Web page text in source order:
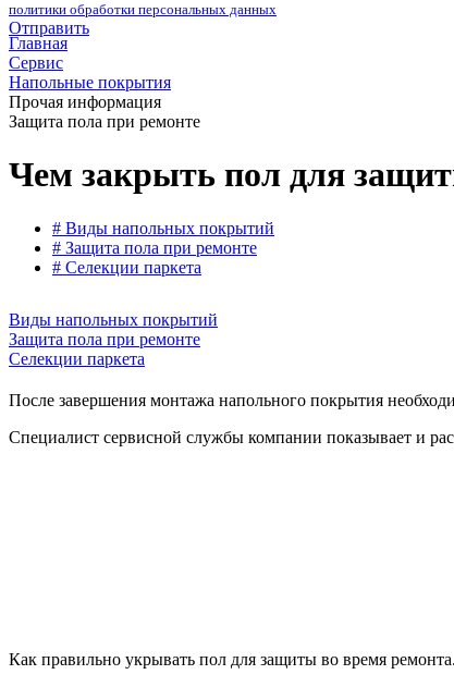
политики обработки персональных данных
Отправить
Главная
Сервис
Напольные покрытия
Прочая информация
Защита пола при ремонте
Чем закрыть пол для
# Виды напольных покрытий
# Защита пола при ремонте
# Селекции паркета
Виды напольных покрытий
Защита пола при ремонте
Селекции паркета
После завершения монтажа напольного покрытия
Специалист сервисной службы компании показывает и
Как правильно укрывать пол для защиты во время ремонта.